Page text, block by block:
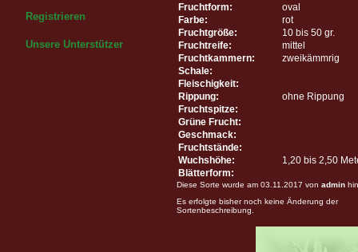
Registrieren
Unsere Unterstützer
Fruchtform:
oval
Farbe:
rot
Fruchtgröße:
10 bis 50 gr.
Fruchtreife:
mittel
Fruchtkammern:
zweikämmrig
Schale:
Fleischigkeit:
Rippung:
ohne Rippung
Fruchtspitze:
Grüne Frucht:
Geschmack:
Fruchtstände:
Wuchshöhe:
1,20 bis 2,50
Blätterform:
Diese Sorte wurde am 03.11.2017 von admin
Es erfolgte bisher noch keine Änderung der
Sortenbeschreibung.